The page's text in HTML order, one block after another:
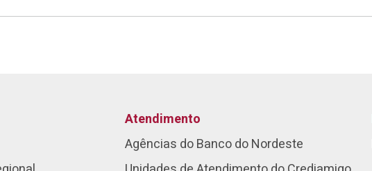
Atendimento
Agências do Banco do Nordeste